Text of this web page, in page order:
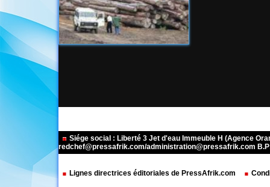
Siége social : Liberté 3 Jet d'eau Immeuble H (Agence
redchef@pressafrik.com/administration@pressafrik.com
Lignes directrices éditoriales de PressAfrik.com